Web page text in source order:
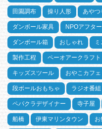
田園調布 操り人形 あや
ダンボール家具 NPOアフタ
ダンボール箱 おしゃれ
製作工程 ペーオアークラフト
キッズスツール おやこカフ
段ボールおもちゃ ラジオ番組
ペパクラデザイナー 寺子屋
船橋 伊東マリンタウン お